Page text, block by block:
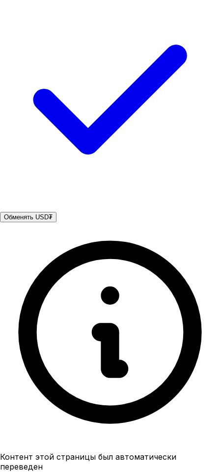
Обменять USD₮
Контент этой страницы был автоматически
переведен